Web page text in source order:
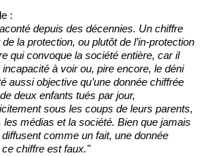
:
depuis des décennies. Un chiffre
la protection, ou plutôt de l’in-protection
qui convoque la société entière, car il
à voir ou, pire encore, le déni
aussi objective qu’une donnée chiffrée
deux enfants tués par jour,
sous les coups de leurs parents,
les médias et la société. Bien que jamais
comme un fait, une donnée
chiffre est faux."